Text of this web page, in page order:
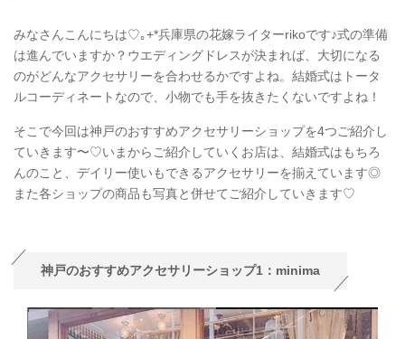
みなさんこんにちは♡｡+*兵庫県の花嫁ライターrikoです♪式の準備
は進んでいますか？ウエディングドレスが決まれば、大切になる
のがどんなアクセサリーを合わせるかですよね。結婚式はトータ
ルコーディネートなので、小物でも手を抜きたくないですよね！
そこで今回は神戸のおすすめアクセサリーショップを4つご紹介し
ていきます〜♡いまからご紹介していくお店は、結婚式はもちろ
んのこと、デイリー使いもできるアクセサリーを揃えています◎
また各ショップの商品も写真と併せてご紹介していきます♡
神戸のおすすめアクセサリーショップ1：minima